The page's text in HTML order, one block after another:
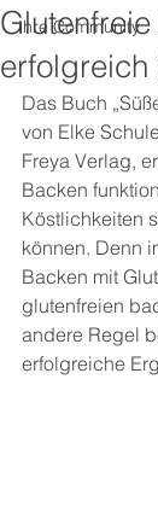
Ihre Community
erfolgreich
Das Buch
von Elke
Freya Verlag,
Backen
Köstlichkeiten
können. Denn
Backen mit
glutenfreien
andere Regel
erfolgreiche